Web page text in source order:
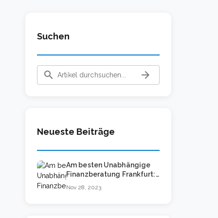
Suchen
search arrow_forward
Neueste Beiträge
Am besten Unabhängige
Finanzberatung Frankfurt:
Nov 28, 2023